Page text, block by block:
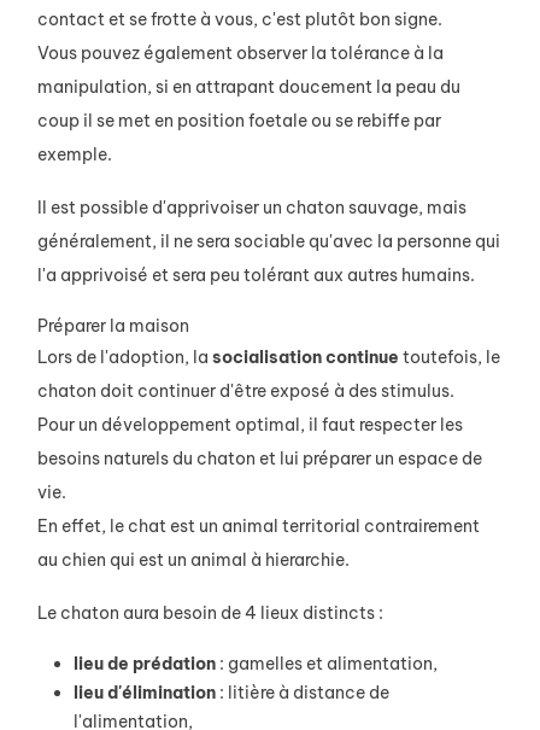
contact et se frotte à vous, c'est plutôt bon signe.
Vous pouvez également observer la tolérance à la
manipulation, si en attrapant doucement la peau du
coup il se met en position foetale ou se rebiffe par
exemple.
Il est possible d'apprivoiser un chaton sauvage, mais
généralement, il ne sera sociable qu'avec la personne qui
l'a apprivoisé et sera peu tolérant aux autres humains.
Préparer la maison
Lors de l'adoption, la socialisationcontinue toutefois, le
chaton doit continuer d'être exposé à des stimulus.
Pour un développement optimal, il faut respecter les
besoins naturels du chaton et lui préparer un espace de
vie.
En effet, le chat est un animal territorial contrairement
au chien qui est un animal à hierarchie.
Le chaton aura besoin de 4 lieux distincts :
lieu de prédation : gamelles et alimentation,
lieu d'élimination : litière à distance de
l'alimentation,